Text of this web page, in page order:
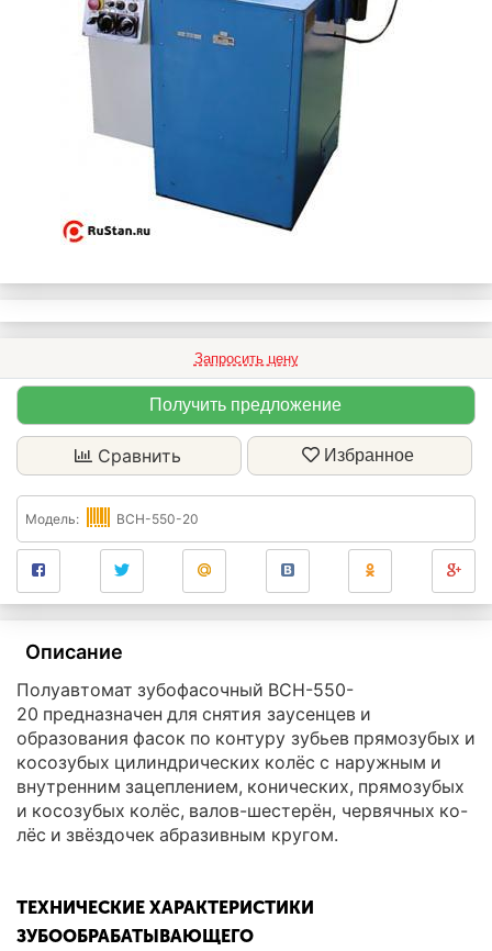
Запросить цену
Получить предложение
Сравнить Избранное
Модель: ВСН-550-20
Описание
Полуавтомат зубофасочный ВСН-550-
20 предназначен для снятия заусенцев и
образования фасок по контуру зубьев прямозубых и
косозубых цилиндрических колёс с наружным и
внутренним зацеплением, конических, прямозубых
и косозубых колёс, валов-шестерён, червячных ко-
лёс и звёздочек абразивным кругом.
ТЕХНИЧЕСКИЕ ХАРАКТЕРИСТИКИ
ЗУБООБРАБАТЫВАЮЩЕГО